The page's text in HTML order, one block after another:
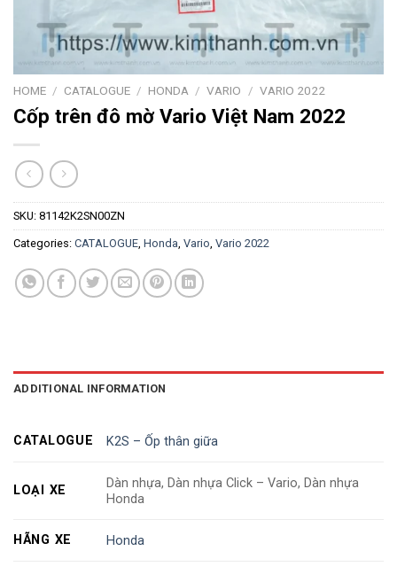
HOME / CATALOGUE / HONDA / VARIO / VARIO 2022
Cốp trên đô mờ Vario Việt Nam 2022
SKU: 81142K2SN00ZN
Categories: CATALOGUE, Honda, Vario, Vario 2022
ADDITIONAL INFORMATION
CATALOGUE K2S – Ốp thân giữa
LOẠI XE
Dàn nhựa, Dàn nhựa Click – Vario, Dàn nhựa
Honda
HÃNG XE Honda